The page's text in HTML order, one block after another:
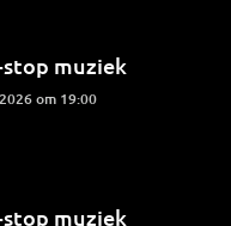
muziek
2026 om 19:00
muziek